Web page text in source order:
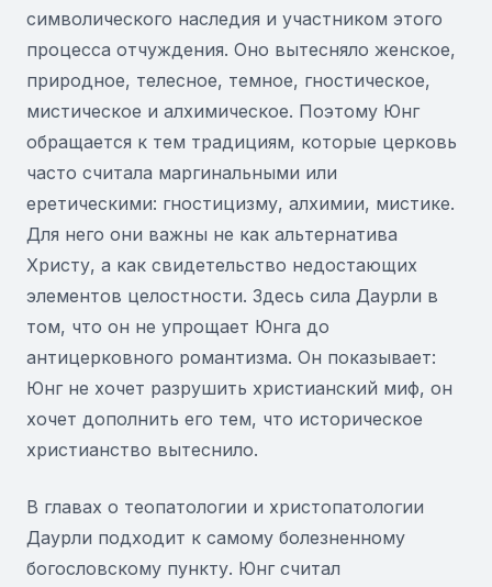
символического наследия и участником этого
процесса отчуждения. Оно вытесняло женское,
природное, телесное, темное, гностическое,
мистическое и алхимическое. Поэтому Юнг
обращается к тем традициям, которые церковь
часто считала маргинальными или
еретическими: гностицизму, алхимии, мистике.
Для него они важны не как альтернатива
Христу, а как свидетельство недостающих
элементов целостности. Здесь сила Даурли в
том, что он не упрощает Юнга до
антицерковного романтизма. Он показывает:
Юнг не хочет разрушить христианский миф, он
хочет дополнить его тем, что историческое
христианство вытеснило.
В главах о теопатологии и христопатологии
Даурли подходит к самому болезненному
богословскому пункту. Юнг считал